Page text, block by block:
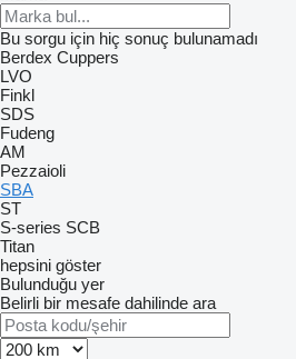
Bu sorgu için hiç sonuç bulunamadı
Berdex Cuppers
LVO
Finkl
SDS
Fudeng
AM
Pezzaioli
SBA
ST
S-series SCB
Titan
hepsini göster
Bulunduğu yer
Belirli bir mesafe dahilinde ara